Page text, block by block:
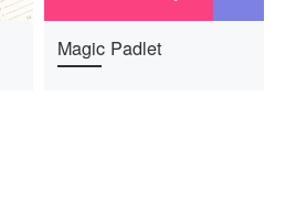
Magic Padlet